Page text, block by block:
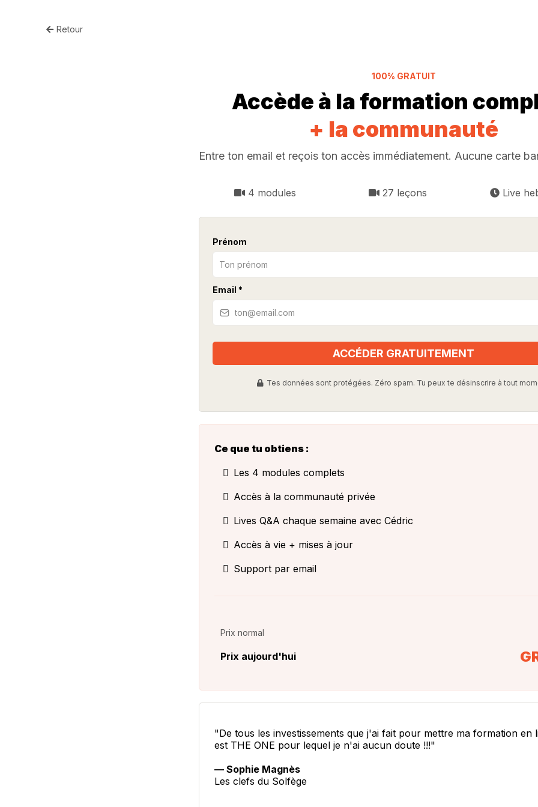
Retour
100% GRATUIT
Accède à la formation
+ la communauté
Entre ton email et reçois ton accès immédiatement. Aucune carte
4 modules 27 leçons Live
Prénom
Email *
ACCÉDER GRATUITEMENT
Tes données sont protégées. Zéro spam. Tu peux te désinscrire à tout
Ce que tu obtiens :
Les 4 modules complets
Accès à la communauté privée
Lives Q&A chaque semaine avec Cédric
Accès à vie + mises à jour
Support par email
Prix normal
Prix aujourd'hui
"De tous les investissements que j'ai fait pour mettre ma formation en
est THE ONE pour lequel je n'ai aucun doute !!!"
— Sophie Magnès
Les clefs du Solfège